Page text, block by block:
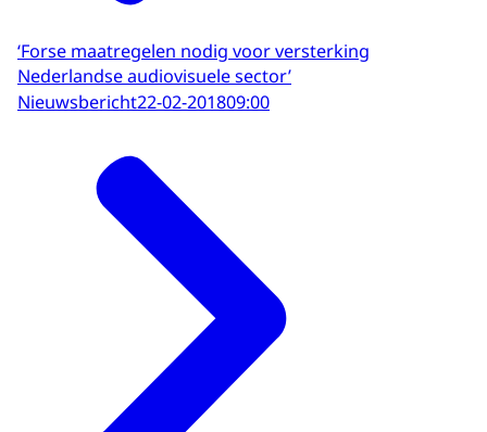
‘Forse maatregelen nodig voor versterking
Nederlandse audiovisuele sector’
Nieuwsbericht22-02-201809:00